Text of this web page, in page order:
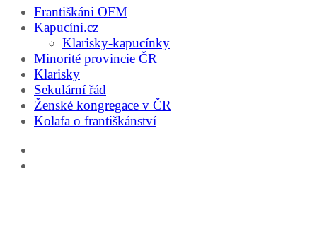
Františkáni OFM
Kapucíni.cz
Klarisky-kapucínky
Minorité provincie ČR
Klarisky
Sekulární řád
Ženské kongregace v ČR
Kolafa o františkánství